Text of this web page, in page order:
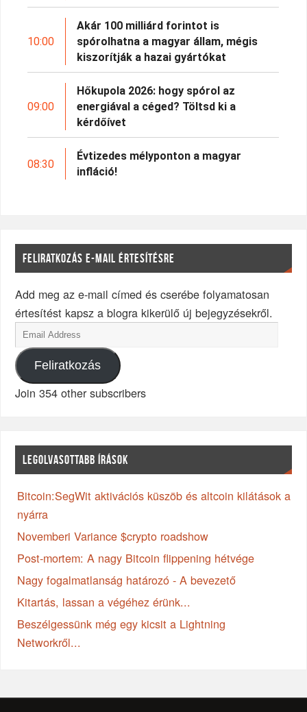
10:00
Akár 100 milliárd forintot is
spórolhatna a magyar állam, mégis
kiszorítják a hazai gyártókat
09:00
Hőkupola 2026: hogy spórol az
energiával a céged? Töltsd ki a
kérdőívet
08:30
Évtizedes mélyponton a magyar
infláció!
FELIRATKOZÁS E-MAIL ÉRTESÍTÉSRE
Add meg az e-mail címed és cserébe folyamatosan
értesítést kapsz a blogra kikerülő új bejegyzésekről.
Feliratkozás
Join 354 other subscribers
LEGOLVASOTTABB ÍRÁSOK
Bitcoin:SegWit aktivációs küszöb és altcoin kilátások a
nyárra
Novemberi Variance $crypto roadshow
Post-mortem: A nagy Bitcoin flippening hétvége
Nagy fogalmatlanság határozó - A bevezető
Kitartás, lassan a végéhez érünk...
Beszélgessünk még egy kicsit a Lightning
Networkről...